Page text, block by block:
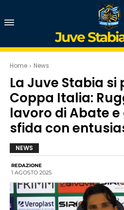
Juve
Home News
La Juve Stabia
Coppa Italia:
lavoro di Abate
sfida con
NEWS
REDAZIONE
1 AGOSTO 2025